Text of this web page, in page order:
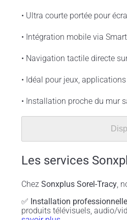
• Ultra courte portée pour
• Intégration mobile via
• Navigation tactile directe
• Idéal pour jeux,
• Installation proche du mur
Les services
Chez Sonxplus Sorel-Tracy,
✅ Installation professionnelle
produits télévisuels, audio/